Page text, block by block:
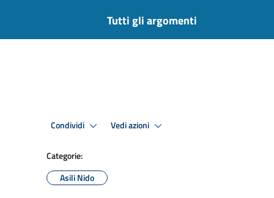
Tutti gli argomenti
Condividi Vedi azioni
Categorie:
Asili Nido